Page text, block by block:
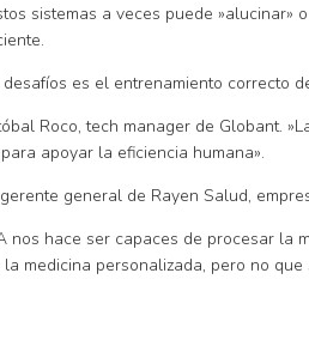
sistemas a veces puede
es el entrenamiento correcto
Roco, tech manager de Globant.
apoyar la eficiencia humana».
gerente general de Rayen Salud,
nos hace ser capaces de procesar
medicina personalizada, pero no